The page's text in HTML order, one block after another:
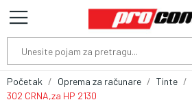
Početak Oprema za računare Tinte
302 CRNA,za HP 2130